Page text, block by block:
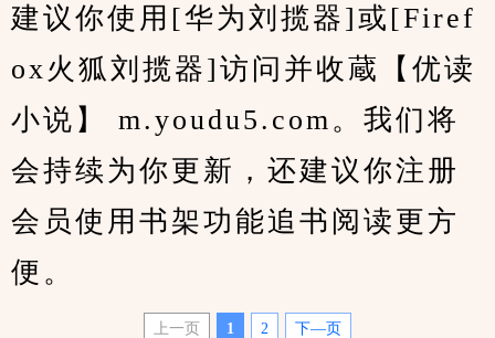
建议你使用[华为刘揽器]或[Firef
ox火狐刘揽器]访问并收蔵【优读
小说】 m.youdu5.com。我们将
会持续为你更新，还建议你注册
会员使用书架功能追书阅读更方
便。
上一页 1 2 下—页